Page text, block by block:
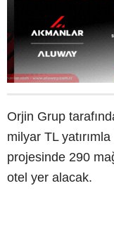
Orjin Grup
milyar TL
projesinde 290
otel yer alacak.